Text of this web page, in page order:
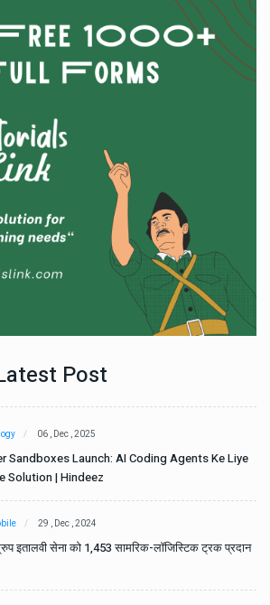
Post
06 , Dec , 2025
Sandboxes Launch: AI Coding Agents Ke Liye
Solution | Hindeez
29 , Dec , 2024
इतालवी सेना को 1,453 सामरिक-लॉजिस्टिक ट्रक प्रदान